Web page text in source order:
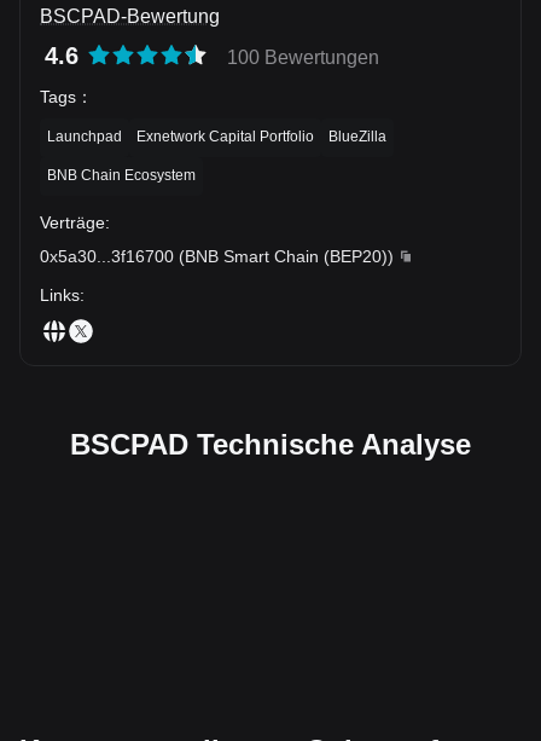
BSCPAD-Bewertung
4.6 100 Bewertungen
Tags ：
Launchpad Exnetwork Capital Portfolio BlueZilla
BNB Chain Ecosystem
Verträge:
0x5a30
3f16700 (BNB Smart Chain (BEP20))
Links:
BSCPAD Technische Analyse